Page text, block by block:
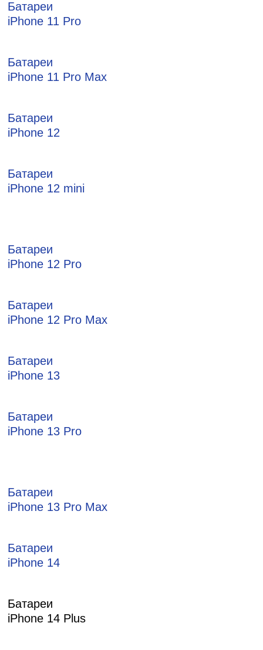
Батареи
iPhone 11 Pro
Батареи
iPhone 11 Pro Max
Батареи
iPhone 12
Батареи
iPhone 12 mini
Батареи
iPhone 12 Pro
Батареи
iPhone 12 Pro Max
Батареи
iPhone 13
Батареи
iPhone 13 Pro
Батареи
iPhone 13 Pro Max
Батареи
iPhone 14
Батареи
iPhone 14 Plus